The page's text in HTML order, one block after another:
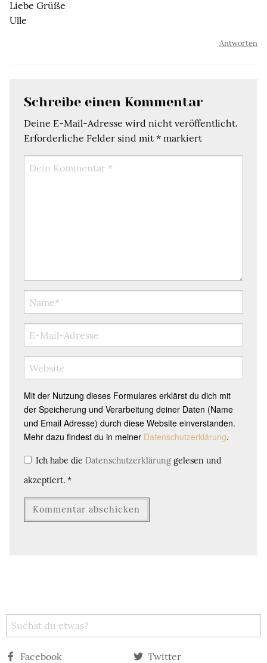
Liebe Grüße
Ulle
Antworten
Schreibe einen Kommentar
Deine E-Mail-Adresse wird nicht veröffentlicht.
Erforderliche Felder sind mit * markiert
Mit der Nutzung dieses Formulares erklärst du dich mit
der Speicherung und Verarbeitung deiner Daten (Name
und Email Adresse) durch diese Website einverstanden.
Mehr dazu findest du in meiner Datenschutzerklärung.
Ich habe die Datenschutzerklärung gelesen und
akzeptiert. *
Facebook
Twitter